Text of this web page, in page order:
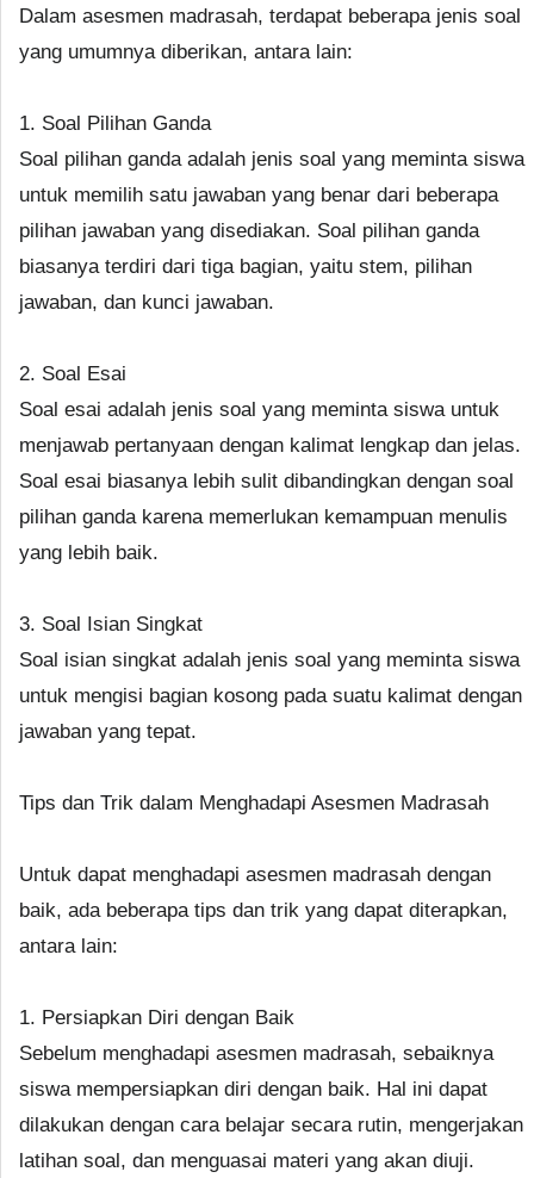
Dalam asesmen madrasah, terdapat beberapa jenis soal
yang umumnya diberikan, antara lain:
1. Soal Pilihan Ganda
Soal pilihan ganda adalah jenis soal yang meminta siswa
untuk memilih satu jawaban yang benar dari beberapa
pilihan jawaban yang disediakan. Soal pilihan ganda
biasanya terdiri dari tiga bagian, yaitu stem, pilihan
jawaban, dan kunci jawaban.
2. Soal Esai
Soal esai adalah jenis soal yang meminta siswa untuk
menjawab pertanyaan dengan kalimat lengkap dan jelas.
Soal esai biasanya lebih sulit dibandingkan dengan soal
pilihan ganda karena memerlukan kemampuan menulis
yang lebih baik.
3. Soal Isian Singkat
Soal isian singkat adalah jenis soal yang meminta siswa
untuk mengisi bagian kosong pada suatu kalimat dengan
jawaban yang tepat.
Tips dan Trik dalam Menghadapi Asesmen Madrasah
Untuk dapat menghadapi asesmen madrasah dengan
baik, ada beberapa tips dan trik yang dapat diterapkan,
antara lain:
1. Persiapkan Diri dengan Baik
Sebelum menghadapi asesmen madrasah, sebaiknya
siswa mempersiapkan diri dengan baik. Hal ini dapat
dilakukan dengan cara belajar secara rutin, mengerjakan
latihan soal, dan menguasai materi yang akan diuji.